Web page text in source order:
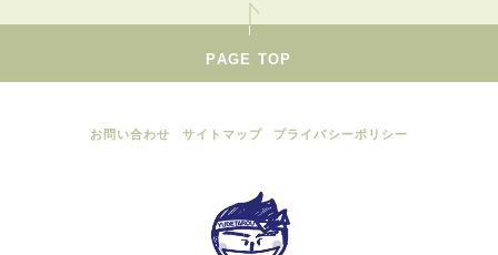
PAGE TOP
お問い合わせ サイトマップ プライバシーポリシー